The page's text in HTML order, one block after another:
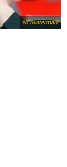
NC/watermark